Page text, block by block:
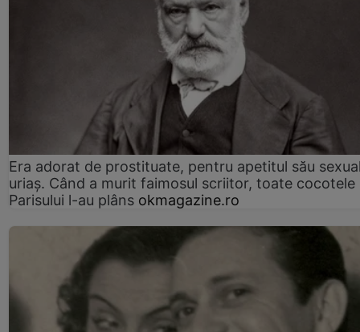
Era adorat de prostituate, pentru apetitul său
uriaș. Când a murit faimosul scriitor, toate cocotele
Parisului l-au plâns okmagazine.ro